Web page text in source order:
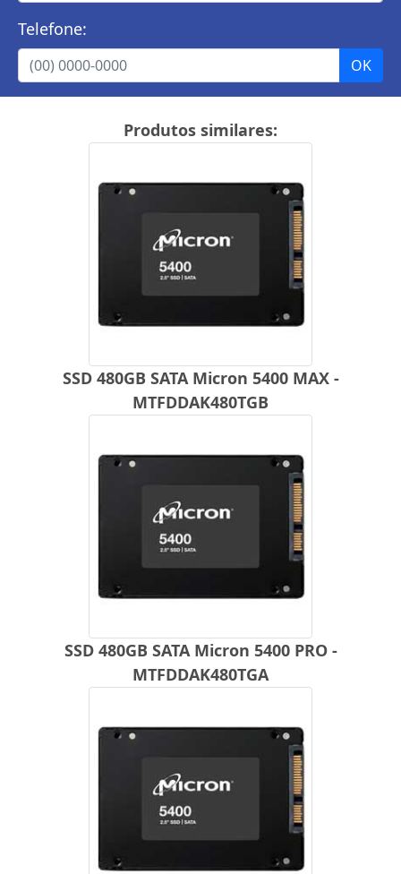
Telefone:
Produtos similares:
SSD 480GB SATA Micron 5400 MAX -
MTFDDAK480TGB
SSD 480GB SATA Micron 5400 PRO -
MTFDDAK480TGA